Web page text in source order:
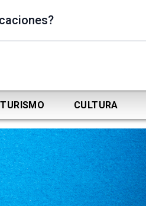
TURISMO CULTURA